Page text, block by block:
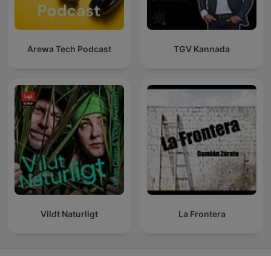
Arewa Tech Podcast TGV Kannada
Vildt Naturligt La Frontera